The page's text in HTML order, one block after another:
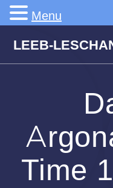
LEEB-
Time
Menu